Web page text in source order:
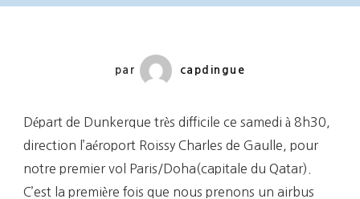
par capdingue
Départ de Dunkerque très difficile ce samedi à 8h30,
direction l’aéroport Roissy Charles de Gaulle, pour
notre premier vol Paris/Doha(capitale du Qatar).
C’est la première fois que nous prenons un airbus